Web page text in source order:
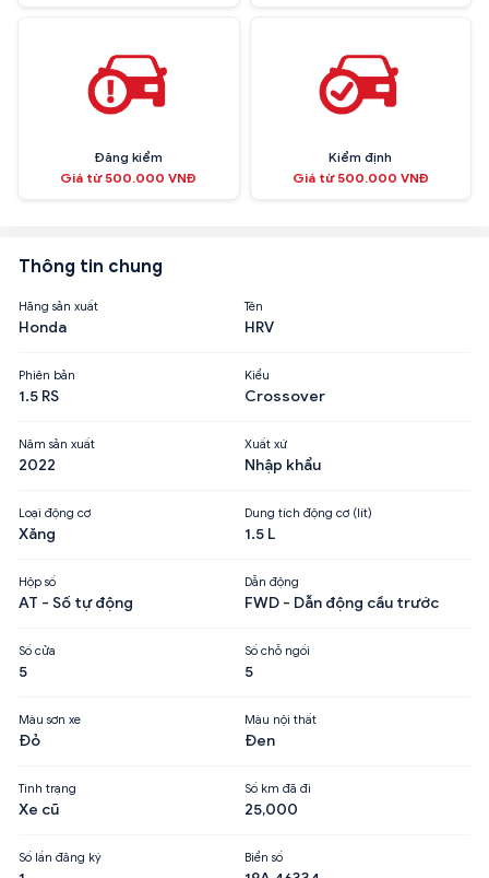
Đăng kiểm
Giá từ 500.000 VNĐ
Kiểm định
Giá từ 500.000 VNĐ
Thông tin chung
Hãng sản xuất
Honda
Tên
HRV
Phiên bản
1.5 RS
Kiểu
Crossover
Năm sản xuất
2022
Xuất xứ
Nhập khẩu
Loại động cơ
Xăng
Dung tích động cơ (lít)
1.5 L
Hộp số
AT - Số tự động
Dẫn động
FWD - Dẫn động cầu trước
Số cửa
5
Số chỗ ngồi
5
Màu sơn xe
Đỏ
Màu nội thất
Đen
Tình trạng
Xe cũ
Số km đã đi
25,000
Số lần đăng ký Biển số